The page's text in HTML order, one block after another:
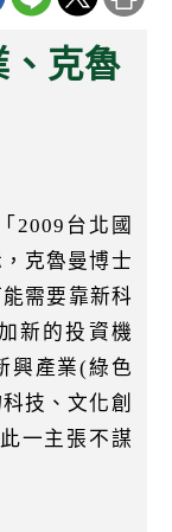
、克魯
2009台北國
克魯曼博士
需要靠新科
新的投資機
興產業(綠色
技、文化創
一主張不謀